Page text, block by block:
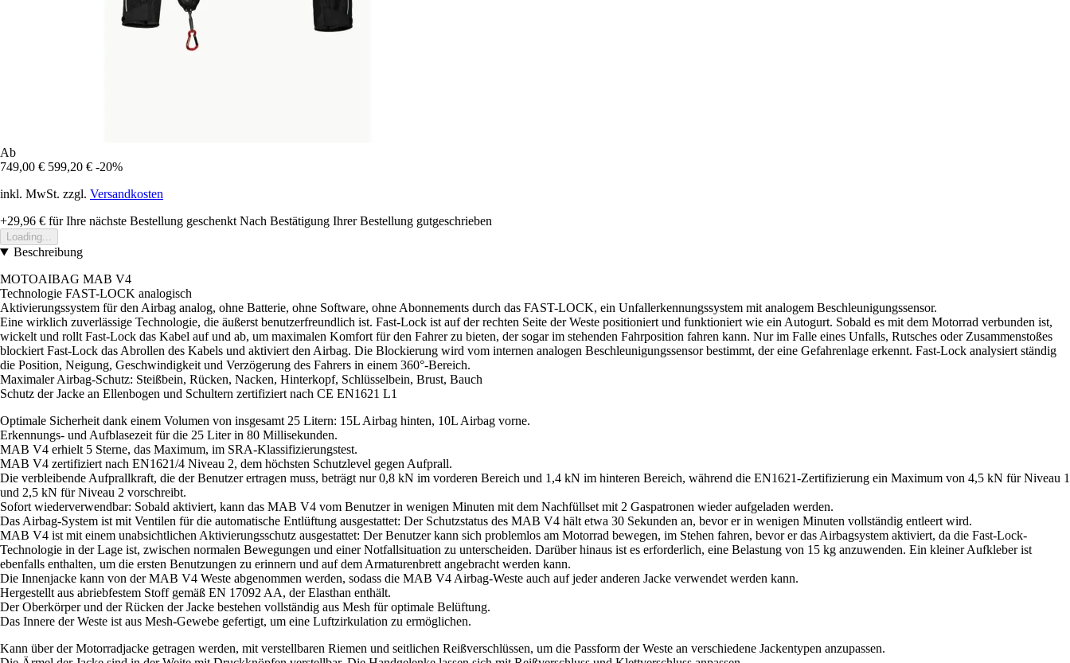
Ab
749,00 € 599,20 € -20%
inkl. MwSt. zzgl. Versandkosten
+29,96 € für Ihre nächste Bestellung geschenkt Nach Bestätigung Ihrer Bestellung gutgeschrieben
Loading...
Beschreibung
MOTOAIBAG MAB V4
Technologie FAST-LOCK analogisch
Aktivierungssystem für den Airbag analog, ohne Batterie, ohne Software, ohne Abonnements durch das FAST-LOCK, ein Unfallerkennungssystem mit analogem Beschleunigungssensor.
Eine wirklich zuverlässige Technologie, die äußerst benutzerfreundlich ist. Fast-Lock ist auf der rechten Seite der Weste positioniert und funktioniert wie ein Autogurt. Sobald es mit dem Motorrad verbunden ist,
wickelt und rollt Fast-Lock das Kabel auf und ab, um maximalen Komfort für den Fahrer zu bieten, der sogar im stehenden Fahrposition fahren kann. Nur im Falle eines Unfalls, Rutsches oder Zusammenstoßes
blockiert Fast-Lock das Abrollen des Kabels und aktiviert den Airbag. Die Blockierung wird vom internen analogen Beschleunigungssensor bestimmt, der eine Gefahrenlage erkennt. Fast-Lock analysiert ständig
die Position, Neigung, Geschwindigkeit und Verzögerung des Fahrers in einem 360°-Bereich.
Maximaler Airbag-Schutz: Steißbein, Rücken, Nacken, Hinterkopf, Schlüsselbein, Brust, Bauch
Schutz der Jacke an Ellenbogen und Schultern zertifiziert nach CE EN1621 L1
Optimale Sicherheit dank einem Volumen von insgesamt 25 Litern: 15L Airbag hinten, 10L Airbag vorne.
Erkennungs- und Aufblasezeit für die 25 Liter in 80 Millisekunden.
MAB V4 erhielt 5 Sterne, das Maximum, im SRA-Klassifizierungstest.
MAB V4 zertifiziert nach EN1621/4 Niveau 2, dem höchsten Schutzlevel gegen Aufprall.
Die verbleibende Aufprallkraft, die der Benutzer ertragen muss, beträgt nur 0,8 kN im vorderen Bereich und 1,4 kN im hinteren Bereich, während die EN1621-Zertifizierung ein Maximum von 4,5 kN für Niveau 1
und 2,5 kN für Niveau 2 vorschreibt.
Sofort wiederverwendbar: Sobald aktiviert, kann das MAB V4 vom Benutzer in wenigen Minuten mit dem Nachfüllset mit 2 Gaspatronen wieder aufgeladen werden.
Das Airbag-System ist mit Ventilen für die automatische Entlüftung ausgestattet: Der Schutzstatus des MAB V4 hält etwa 30 Sekunden an, bevor er in wenigen Minuten vollständig entleert wird.
MAB V4 ist mit einem unabsichtlichen Aktivierungsschutz ausgestattet: Der Benutzer kann sich problemlos am Motorrad bewegen, im Stehen fahren, bevor er das Airbagsystem aktiviert, da die Fast-Lock-
Technologie in der Lage ist, zwischen normalen Bewegungen und einer Notfallsituation zu unterscheiden. Darüber hinaus ist es erforderlich, eine Belastung von 15 kg anzuwenden. Ein kleiner Aufkleber ist
ebenfalls enthalten, um die ersten Benutzungen zu erinnern und auf dem Armaturenbrett angebracht werden kann.
Die Innenjacke kann von der MAB V4 Weste abgenommen werden, sodass die MAB V4 Airbag-Weste auch auf jeder anderen Jacke verwendet werden kann.
Hergestellt aus abriebfestem Stoff gemäß EN 17092 AA, der Elasthan enthält.
Der Oberkörper und der Rücken der Jacke bestehen vollständig aus Mesh für optimale Belüftung.
Das Innere der Weste ist aus Mesh-Gewebe gefertigt, um eine Luftzirkulation zu ermöglichen.
Kann über der Motorradjacke getragen werden, mit verstellbaren Riemen und seitlichen Reißverschlüssen, um die Passform der Weste an verschiedene Jackentypen anzupassen.